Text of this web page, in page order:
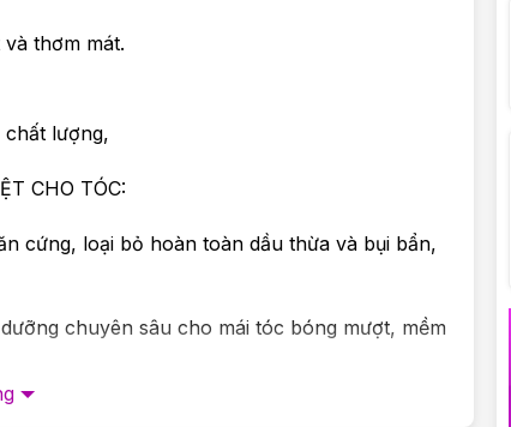
thơm mát.
lượng,
CHO TÓC:
cứng, loại bỏ hoàn toàn dầu thừa và bụi bẩn,
chuyên sâu cho mái tóc bóng mượt, mềm
và tăng độ bền màu lên đến 37%